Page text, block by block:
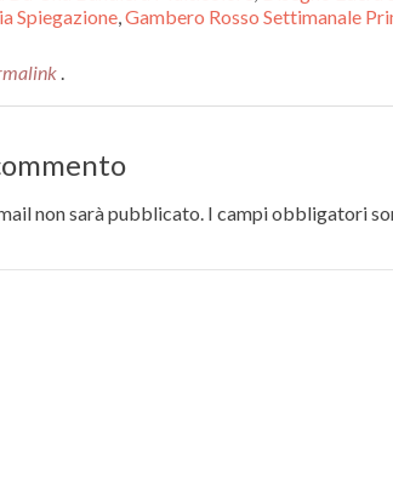
Spiegazione,Gambero Rosso Settimanale
.
non sarà pubblicato. I campi obbligatori